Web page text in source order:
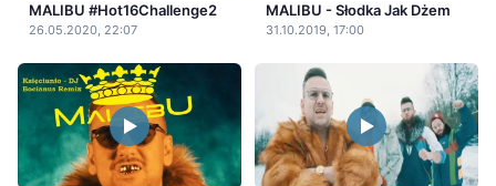
MALIBU #Hot16Challenge2
26.05.2020, 22:07
MALIBU - Słodka Jak Dżem
31.10.2019, 17:00